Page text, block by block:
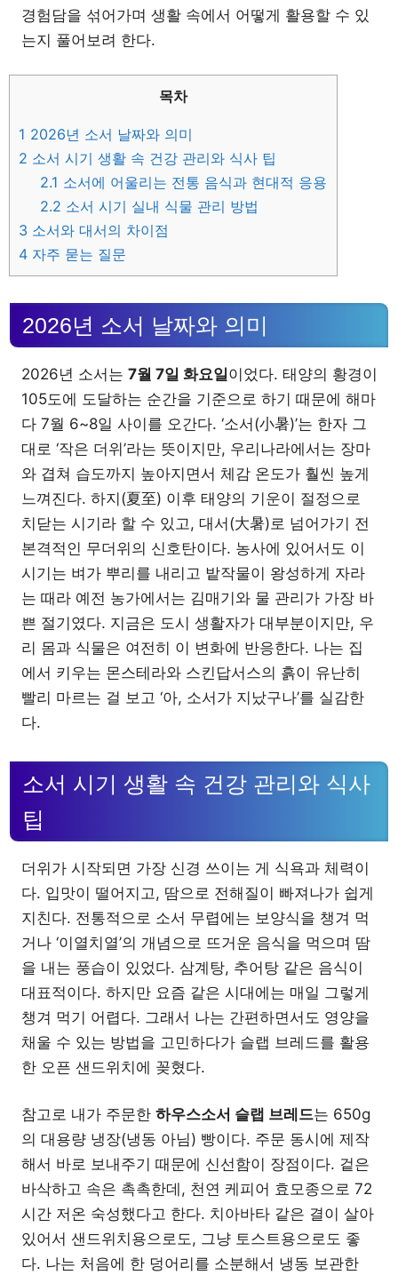
경험담을 섞어가며 생활 속에서 어떻게 활용할 수 있
는지 풀어보려 한다.
목차
1 2026년 소서 날짜와 의미
2 소서 시기 생활 속 건강 관리와 식사 팁
2.1 소서에 어울리는 전통 음식과 현대적 응용
2.2 소서 시기 실내 식물 관리 방법
3 소서와 대서의 차이점
4 자주 묻는 질문
2026년 소서 날짜와 의미
2026년 소서는 7월 7일 화요일이었다. 태양의 황경이
105도에 도달하는 순간을 기준으로 하기 때문에 해마
다 7월 6~8일 사이를 오간다. ‘소서(小暑)’는 한자 그
대로 ‘작은 더위’라는 뜻이지만, 우리나라에서는 장마
와 겹쳐 습도까지 높아지면서 체감 온도가 훨씬 높게
느껴진다. 하지(夏至) 이후 태양의 기운이 절정으로
치닫는 시기라 할 수 있고, 대서(大暑)로 넘어가기 전
본격적인 무더위의 신호탄이다. 농사에 있어서도 이
시기는 벼가 뿌리를 내리고 밭작물이 왕성하게 자라
는 때라 예전 농가에서는 김매기와 물 관리가 가장 바
쁜 절기였다. 지금은 도시 생활자가 대부분이지만, 우
리 몸과 식물은 여전히 이 변화에 반응한다. 나는 집
에서 키우는 몬스테라와 스킨답서스의 흙이 유난히
빨리 마르는 걸 보고 ‘아, 소서가 지났구나’를 실감한
다.
소서 시기 생활 속 건강 관리와 식사
팁
더위가 시작되면 가장 신경 쓰이는 게 식욕과 체력이
다. 입맛이 떨어지고, 땀으로 전해질이 빠져나가 쉽게
지친다. 전통적으로 소서 무렵에는 보양식을 챙겨 먹
거나 ‘이열치열’의 개념으로 뜨거운 음식을 먹으며 땀
을 내는 풍습이 있었다. 삼계탕, 추어탕 같은 음식이
대표적이다. 하지만 요즘 같은 시대에는 매일 그렇게
챙겨 먹기 어렵다. 그래서 나는 간편하면서도 영양을
채울 수 있는 방법을 고민하다가 슬랩 브레드를 활용
한 오픈 샌드위치에 꽂혔다.
참고로 내가 주문한 하우스소서 슬랩 브레드는 650g
의 대용량 냉장(냉동 아님) 빵이다. 주문 동시에 제작
해서 바로 보내주기 때문에 신선함이 장점이다. 겉은
바삭하고 속은 촉촉한데, 천연 케피어 효모종으로 72
시간 저온 숙성했다고 한다. 치아바타 같은 결이 살아
있어서 샌드위치용으로도, 그냥 토스트용으로도 좋
다. 나는 처음에 한 덩어리를 소분해서 냉동 보관한